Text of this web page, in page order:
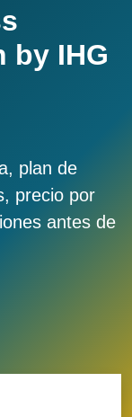
by IHG
plan de
precio por
antes de